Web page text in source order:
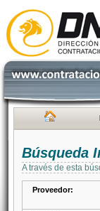
Búsqueda
A través de esta
Proveedor: